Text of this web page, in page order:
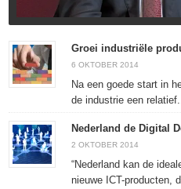
Groei industriële
6 OKTOBER 2014
Na een goede start in
de industrie een
Nederland de Digital
2 OKTOBER 2014
“Nederland kan de
nieuwe ICT-producten,